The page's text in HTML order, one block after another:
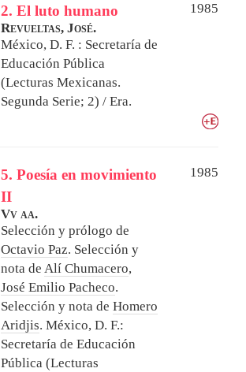
2. El luto humano
1985
Revueltas, José.
México, D. F. : Secretaría de
Educación Pública
(Lecturas Mexicanas.
Segunda Serie; 2) / Era.
5. Poesía en movimiento
II
1985
Vv aa.
Selección y prólogo de
Octavio Paz. Selección y
nota de Alí Chumacero,
José Emilio Pacheco.
Selección y nota de Homero
Aridjis. México, D. F.:
Secretaría de Educación
Pública (Lecturas